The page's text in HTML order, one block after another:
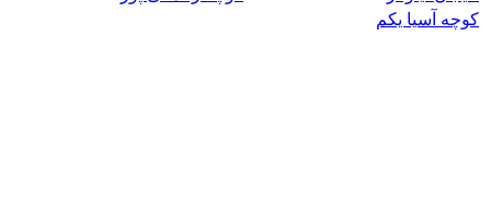
کوچه آسیا یکم